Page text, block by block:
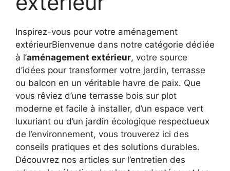
Inspirez-vous pour votre aménagement
extérieurBienvenue dans notre catégorie dédiée
à l’aménagement extérieur, votre source
d’idées pour transformer votre jardin, terrasse
ou balcon en un véritable havre de paix. Que
vous rêviez d’une terrasse bois sur plot
moderne et facile à installer, d’un espace vert
luxuriant ou d’un jardin écologique respectueux
de l’environnement, vous trouverez ici des
conseils pratiques et des solutions durables.
Découvrez nos articles sur l’entretien des